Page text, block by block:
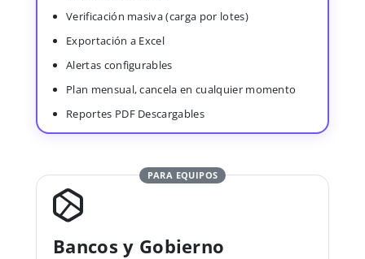
Verificación masiva (carga por lotes)
Exportación a Excel
Alertas configurables
Plan mensual, cancela en cualquier momento
Reportes PDF Descargables
PARA EQUIPOS
Bancos y Gobierno